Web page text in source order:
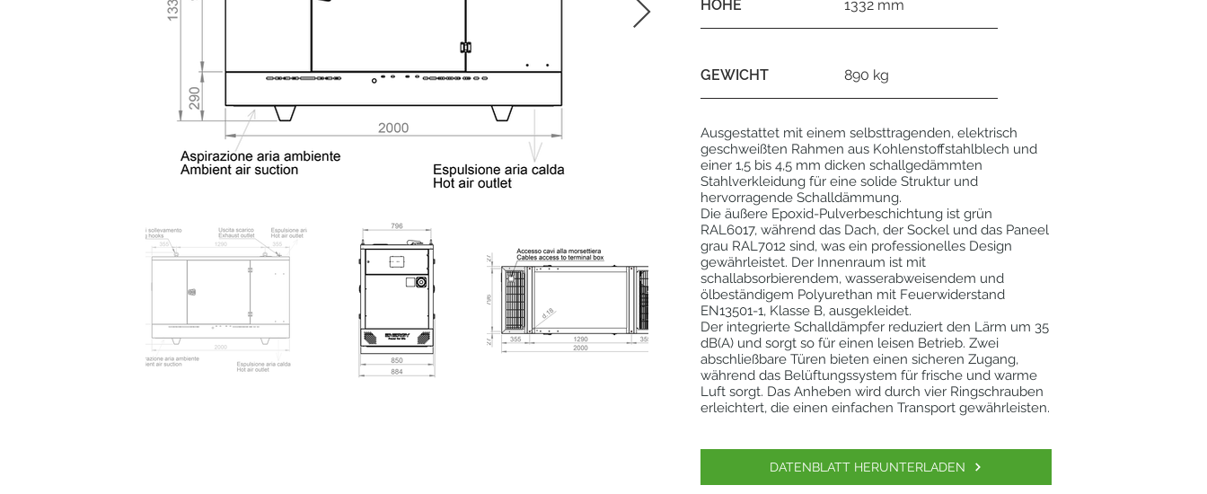
HÖHE 1332 mm
GEWICHT 890 kg
Ausgestattet mit einem selbsttragenden, elektrisch
geschweißten Rahmen aus Kohlenstoffstahlblech und
einer 1,5 bis 4,5 mm dicken schallgedämmten
Stahlverkleidung für eine solide Struktur und
hervorragende Schalldämmung.
Die äußere Epoxid-Pulverbeschichtung ist grün
RAL6017, während das Dach, der Sockel und das Paneel
grau RAL7012 sind, was ein professionelles Design
gewährleistet. Der Innenraum ist mit
schallabsorbierendem, wasserabweisendem und
ölbeständigem Polyurethan mit Feuerwiderstand
EN13501-1, Klasse B, ausgekleidet.
Der integrierte Schalldämpfer reduziert den Lärm um 35
dB(A) und sorgt so für einen leisen Betrieb. Zwei
abschließbare Türen bieten einen sicheren Zugang,
während das Belüftungssystem für frische und warme
Luft sorgt. Das Anheben wird durch vier Ringschrauben
erleichtert, die einen einfachen Transport gewährleisten.
DATENBLATT HERUNTERLADEN